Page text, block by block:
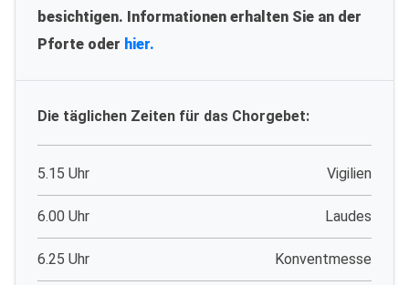
besichtigen. Informationen erhalten Sie an der
Pforte oder hier.
Die täglichen Zeiten für das Chorgebet:
5.15 Uhr Vigilien
6.00 Uhr Laudes
6.25 Uhr Konventmesse